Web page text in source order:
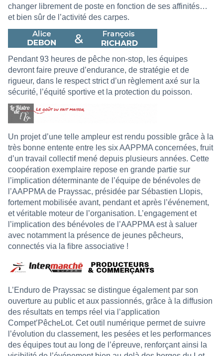
changer librement de poste en fonction de ses affinités…
et bien sûr de l’activité des carpes.
Pendant 93 heures de pêche non-stop, les équipes
devront faire preuve d’endurance, de stratégie et de
rigueur, dans le respect strict d’un règlement axé sur la
sécurité, l’équité sportive et la protection du poisson.
Un projet d’une telle ampleur est rendu possible grâce à la
très bonne entente entre les six AAPPMA concernées, fruit
d’un travail collectif mené depuis plusieurs années. Cette
coopération exemplaire repose en grande partie sur
l’implication déterminante de l’équipe de bénévoles de
l’AAPPMA de Prayssac, présidée par Sébastien Llopis,
fortement mobilisée avant, pendant et après l’événement,
et véritable moteur de l’organisation. L’engagement et
l’implication des bénévoles de l’AAPPMA est à saluer
avec notamment la présence de jeunes pêcheurs,
connectés via la fibre associative !
L’Enduro de Prayssac se distingue également par son
ouverture au public et aux passionnés, grâce à la diffusion
des résultats en temps réel via l’application
Compet’PêcheLot. Cet outil numérique permet de suivre
l’évolution du classement, les pesées et les performances
des équipes tout au long de l’épreuve, renforçant ainsi la